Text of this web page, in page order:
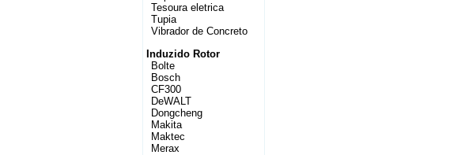
Tesoura eletrica
Tupia
Vibrador de Concreto
Induzido Rotor
Bolte
Bosch
CF300
DeWALT
Dongcheng
Makita
Maktec
Merax